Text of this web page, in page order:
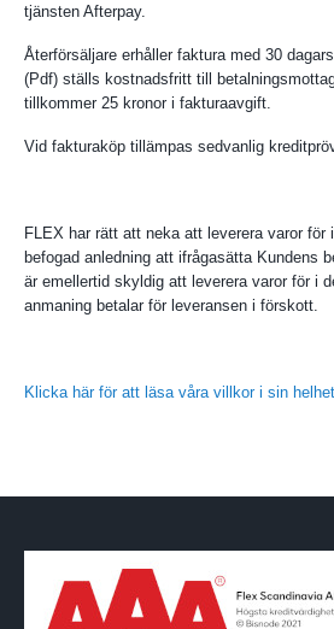
tjänsten Afterpay.
Återförsäljare erhåller faktura med 30
(Pdf) ställs kostnadsfritt till
tillkommer 25 kronor i fakturaavgift.
Vid fakturaköp tillämpas sedvanlig
FLEX har rätt att neka att leverera varor för
befogad anledning att ifrågasätta Kundens
är emellertid skyldig att leverera varor för i
anmaning betalar för leveransen i förskott.
Klicka här för att läsa våra villkor i sin helhet